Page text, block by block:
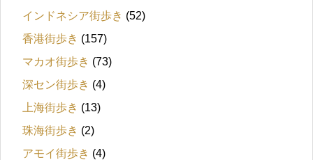
インドネシア街歩き (52)
香港街歩き (157)
マカオ街歩き (73)
深セン街歩き (4)
上海街歩き (13)
珠海街歩き (2)
アモイ街歩き (4)